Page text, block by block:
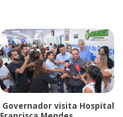
Governador visita Hospital